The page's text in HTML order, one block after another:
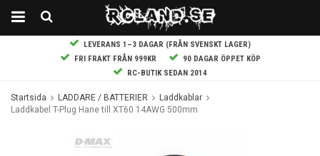
LEVERANS 1–3 DAGAR (FRÅN SVENSKT LAGER)
FRI FRAKT FRÅN 999KR
90 DAGAR ÖPPET KÖP
RC-BUTIK SEDAN 2014
Startsida LADDARE / BATTERIER
Laddkablar
Laddkabel T-Plug Hane till XT60 14AWG 500mm